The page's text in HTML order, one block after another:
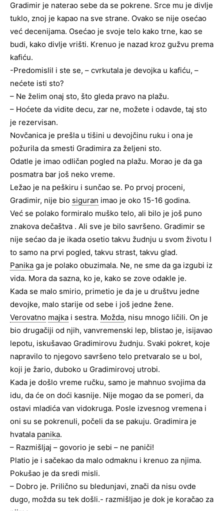
Gradimir je naterao sebe da se pokrene. Srce mu je divlje
tuklo, znoj je kapao na sve strane. Ovako se nije osećao
već decenijama. Osećao je svoje telo kako trne, kao se
budi, kako divlje vrišti. Krenuo je nazad kroz gužvu prema
kafiću.
-Predomislil i ste se, – cvrkutala je devojka u kafiću, –
nećete isti sto?
– Ne želim onaj sto, što gleda pravo na plažu.
– Hoćete da vidite decu, zar ne, možete i odavde, taj sto
je rezervisan.
Novčanica je prešla u tišini u devojčinu ruku i ona je
požurila da smesti Gradimira za željeni sto.
Odatle je imao odličan pogled na plažu. Morao je da ga
posmatra bar još neko vreme.
Ležao je na peškiru i sunčao se. Po prvoj proceni,
Gradimir, nije bio siguran imao je oko 15-16 godina.
Već se polako formiralo muško telo, ali bilo je još puno
znakova dečaštva . Ali sve je bilo savršeno. Gradimir se
nije sećao da je ikada osetio takvu žudnju u svom životu I
to samo na prvi pogled, takvu strast, takvu glad.
Panika ga je polako obuzimala. Ne, ne sme da ga izgubi iz
vida. Mora da sazna, ko je, kako se zove odakle je.
Kada se malo smirio, primetio je da je u društvu jedne
devojke, malo starije od sebe i još jedne žene.
Verovatno majka i sestra. Možda, nisu mnogo ličili. On je
bio drugačiji od njih, vanvremenski lep, blistao je, isijavao
lepotu, iskušavao Gradimirovu žudnju. Svaki pokret, koje
napravilo to njegovo savršeno telo pretvaralo se u bol,
koji je žario, duboko u Gradimirovoj utrobi.
Kada je došlo vreme ručku, samo je mahnuo svojima da
idu, da će on doći kasnije. Nije mogao da se pomeri, da
ostavi mladića van vidokruga. Posle izvesnog vremena i
oni su se pokrenuli, počeli da se pakuju. Gradimira je
hvatala panika.
– Razmišljaj – govorio je sebi – ne paniči!
Platio je i sačekao da malo odmaknu i krenuo za njima.
Pokušao je da sredi misli.
– Dobro je. Prilično su bledunjavi, znači da nisu ovde
dugo, možda su tek došli.- razmišljao je dok je koračao za